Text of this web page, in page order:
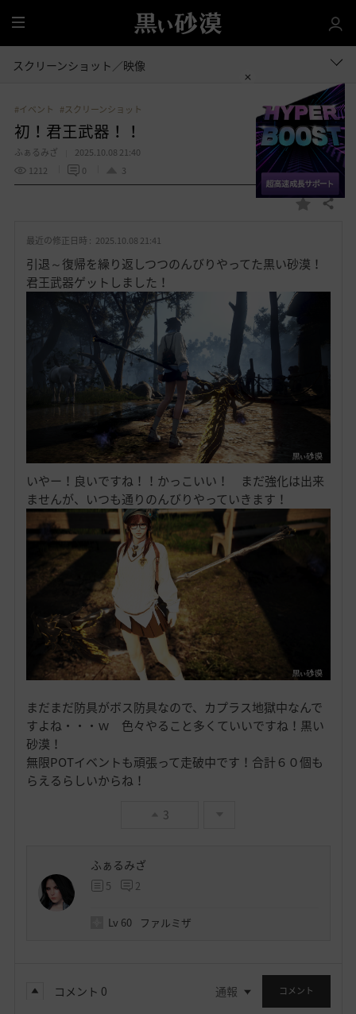
全
体
スクリーンショット／映像
#イベント #スクリーンショット
初！君王武器！！
ふぁるみざ
2025.10.08 21:40
1212
0 3
お
入
共有する
最近の修正日時 : 2025.10.08 21:41
引退～復帰を繰り返しつつのんびりやってた黒い砂漠！
君王武器ゲットしました！
いやー！良いですね！！かっこいい！ まだ強化は出来
ませんが、いつも通りのんびりやっていきます！
まだまだ防具がボス防具なので、カプラス地獄中なんで
すよね・・・ｗ 色々やること多くていいですね！黒い
砂漠！
無限POTイベントも頑張って走破中です！合計６０個も
らえるらしいからね！
3
ふぁるみざ
5 2
Lv 60 ファルミザ
コメント 0 通報 コメント